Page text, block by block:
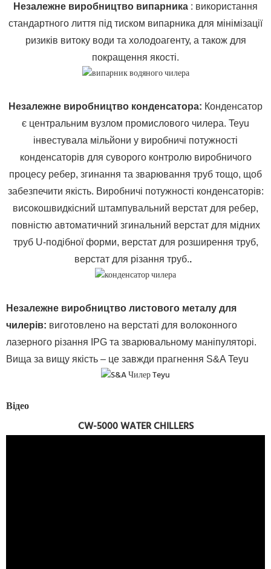
Незалежне виробництво випарника : використання
стандартного лиття під тиском випарника для мінімізації
ризиків витоку води та холодоагенту, а також для
покращення якості.
Незалежне виробництво конденсатора: Конденсатор
є центральним вузлом промислового чилера. Teyu
інвестувала мільйони у виробничі потужності
конденсаторів для суворого контролю виробничого
процесу ребер, згинання та зварювання труб тощо, щоб
забезпечити якість. Виробничі потужності конденсаторів:
високошвидкісний штампувальний верстат для ребер,
повністю автоматичний згинальний верстат для мідних
труб U-подібної форми, верстат для розширення труб,
верстат для різання труб..
Незалежне виробництво листового металу для
чилерів: виготовлено на верстаті для волоконного
лазерного різання IPG та зварювальному маніпуляторі.
Вища за вищу якість – це завжди прагнення S&A Teyu
Відео
CW-5000 WATER CHILLERS